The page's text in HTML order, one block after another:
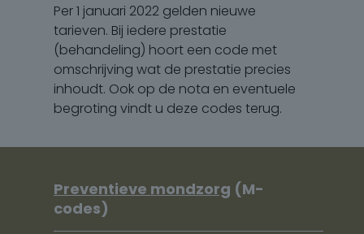
Per 1 januari 2022 gelden nieuwe
tarieven. Bij iedere prestatie
(behandeling) hoort een code met
omschrijving wat de prestatie precies
inhoudt. Ook op de nota en eventuele
begroting vindt u deze codes terug.
Preventieve mondzorg (M-
codes)